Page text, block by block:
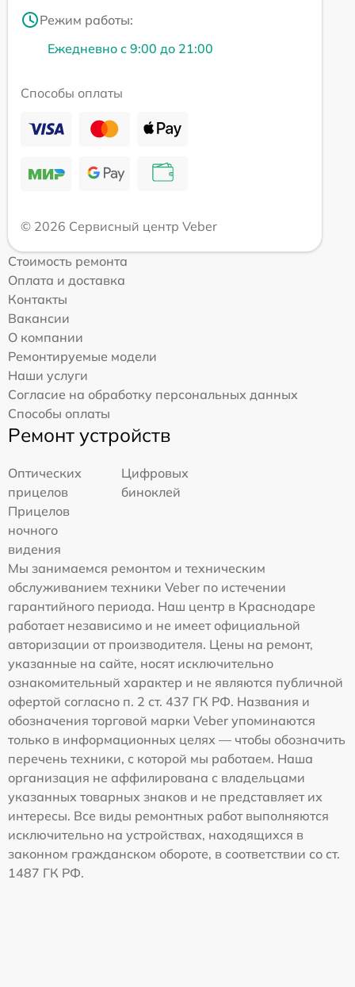
Режим работы:
Ежедневно с 9:00 до 21:00
Способы оплаты
© 2026 Сервисный центр Veber
Стоимость ремонта
Оплата и доставка
Контакты
Вакансии
О компании
Ремонтируемые модели
Наши услуги
Согласие на обработку персональных данных
Способы оплаты
Ремонт устройств
Оптических
прицелов
Цифровых
биноклей
Прицелов
ночного
видения
Мы занимаемся ремонтом и техническим
обслуживанием техники Veber по истечении
гарантийного периода. Наш центр в Краснодаре
работает независимо и не имеет официальной
авторизации от производителя. Цены на ремонт,
указанные на сайте, носят исключительно
ознакомительный характер и не являются публичной
офертой согласно п. 2 ст. 437 ГК РФ. Названия и
обозначения торговой марки Veber упоминаются
только в информационных целях — чтобы обозначить
перечень техники, с которой мы работаем. Наша
организация не аффилирована с владельцами
указанных товарных знаков и не представляет их
интересы. Все виды ремонтных работ выполняются
исключительно на устройствах, находящихся в
законном гражданском обороте, в соответствии со ст.
1487 ГК РФ.